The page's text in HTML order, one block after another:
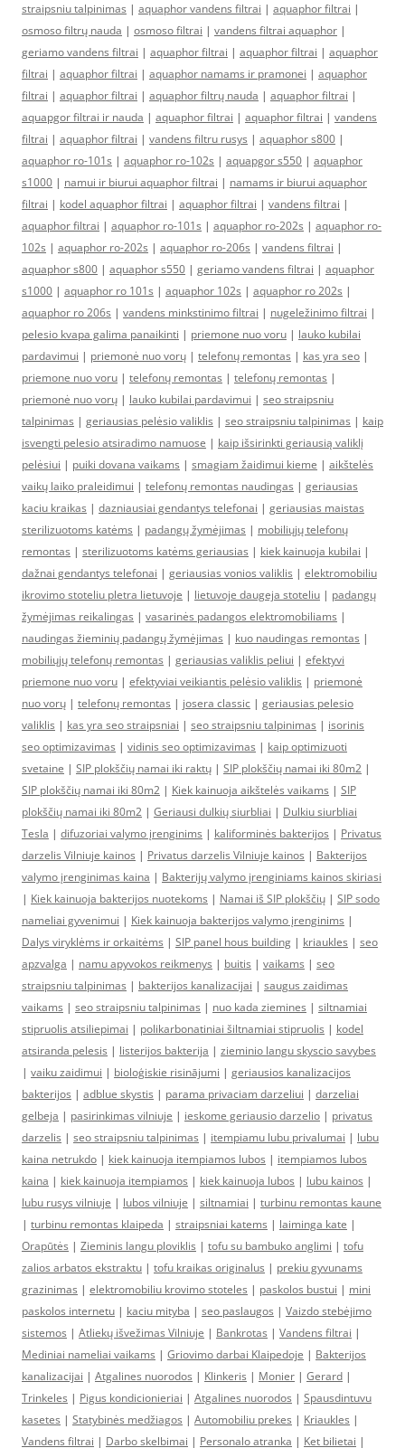
straipsniu talpinimas | aquaphor vandens filtrai | aquaphor filtrai |
osmoso filtrų nauda | osmoso filtrai | vandens filtrai aquaphor |
geriamo vandens filtrai | aquaphor filtrai | aquaphor filtrai | aquaphor
filtrai | aquaphor filtrai | aquaphor namams ir pramonei | aquaphor
filtrai | aquaphor filtrai | aquaphor filtrų nauda | aquaphor filtrai |
aquapgor filtrai ir nauda | aquaphor filtrai | aquaphor filtrai | vandens
filtrai | aquaphor filtrai | vandens filtru rusys | aquaphor s800 |
aquaphor ro-101s | aquaphor ro-102s | aquapgor s550 | aquaphor
s1000 | namui ir biurui aquaphor filtrai | namams ir biurui aquaphor
filtrai | kodel aquaphor filtrai | aquaphor filtrai | vandens filtrai |
aquaphor filtrai | aquaphor ro-101s | aquaphor ro-202s | aquaphor ro-
102s | aquaphor ro-202s | aquaphor ro-206s | vandens filtrai |
aquaphor s800 | aquaphor s550 | geriamo vandens filtrai | aquaphor
s1000 | aquaphor ro 101s | aquaphor 102s | aquaphor ro 202s |
aquaphor ro 206s | vandens minkstinimo filtrai | nugeležinimo filtrai |
pelesio kvapa galima panaikinti | priemone nuo voru | lauko kubilai
pardavimui | priemonė nuo vorų | telefonų remontas | kas yra seo |
priemone nuo voru | telefonų remontas | telefonų remontas |
priemonė nuo vorų | lauko kubilai pardavimui | seo straipsniu
talpinimas | geriausias pelėsio valiklis | seo straipsniu talpinimas | kaip
isvengti pelesio atsiradimo namuose | kaip išsirinkti geriausią valiklį
pelėsiui | puiki dovana vaikams | smagiam žaidimui kieme | aikštelės
vaikų laiko praleidimui | telefonų remontas naudingas | geriausias
kaciu kraikas | dazniausiai gendantys telefonai | geriausias maistas
sterilizuotoms katėms | padangų žymėjimas | mobiliųjų telefonų
remontas | sterilizuotoms katėms geriausias | kiek kainuoja kubilai |
dažnai gendantys telefonai | geriausias vonios valiklis | elektromobiliu
ikrovimo stoteliu pletra lietuvoje | lietuvoje daugeja stoteliu | padangų
žymėjimas reikalingas | vasarinės padangos elektromobiliams |
naudingas žieminių padangų žymėjimas | kuo naudingas remontas |
mobiliųjų telefonų remontas | geriausias valiklis peliui | efektyvi
priemone nuo voru | efektyviai veikiantis pelėsio valiklis | priemonė
nuo vorų | telefonų remontas | josera classic | geriausias pelesio
valiklis | kas yra seo straipsniai | seo straipsniu talpinimas | isorinis
seo optimizavimas | vidinis seo optimizavimas | kaip optimizuoti
svetaine | SIP plokščių namai iki raktų | SIP plokščių namai iki 80m2 |
SIP plokščių namai iki 80m2 | Kiek kainuoja aikštelės vaikams | SIP
plokščių namai iki 80m2 | Geriausi dulkių siurbliai | Dulkiu siurbliai
Tesla | difuzoriai valymo įrenginims | kaliforminės bakterijos | Privatus
darzelis Vilniuje kainos | Privatus darzelis Vilniuje kainos | Bakterijos
valymo įrenginimas kaina | Bakterijų valymo įrenginiams kainos skiriasi
| Kiek kainuoja bakterijos nuotekoms | Namai iš SIP plokščių | SIP sodo
nameliai gyvenimui | Kiek kainuoja bakterijos valymo įrenginims |
Dalys viryklėms ir orkaitėms | SIP panel hous building | kriaukles | seo
apzvalga | namu apyvokos reikmenys | buitis | vaikams | seo
straipsniu talpinimas | bakterijos kanalizacijai | saugus zaidimas
vaikams | seo straipsniu talpinimas | nuo kada ziemines | siltnamiai
stipruolis atsiliepimai | polikarbonatiniai šiltnamiai stipruolis | kodel
atsiranda pelesis | listerijos bakterija | zieminio langu skyscio savybes
| vaiku zaidimui | bioloģiskie risinājumi | geriausios kanalizacijos
bakterijos | adblue skystis | parama privaciam darzeliui | darzeliai
gelbeja | pasirinkimas vilniuje | ieskome geriausio darzelio | privatus
darzelis | seo straipsniu talpinimas | itempiamu lubu privalumai | lubu
kaina netrukdo | kiek kainuoja itempiamos lubos | itempiamos lubos
kaina | kiek kainuoja itempiamos | kiek kainuoja lubos | lubu kainos |
lubu rusys vilniuje | lubos vilniuje | siltnamiai | turbinu remontas kaune
| turbinu remontas klaipeda | straipsniai katems | laiminga kate |
Orapūtės | Zieminis langu ploviklis | tofu su bambuko anglimi | tofu
zalios arbatos ekstraktu | tofu kraikas originalus | prekiu gyvunams
grazinimas | elektromobiliu krovimo stoteles | paskolos bustui | mini
paskolos internetu | kaciu mityba | seo paslaugos | Vaizdo stebėjimo
sistemos | Atliekų išvežimas Vilniuje | Bankrotas | Vandens filtrai |
Mediniai nameliai vaikams | Griovimo darbai Klaipedoje | Bakterijos
kanalizacijai | Atgalines nuorodos | Klinkeris | Monier | Gerard |
Trinkeles | Pigus kondicionieriai | Atgalines nuorodos | Spausdintuvu
kasetes | Statybinės medžiagos | Automobiliu prekes | Kriaukles |
Vandens filtrai | Darbo skelbimai | Personalo atranka | Ket bilietai |